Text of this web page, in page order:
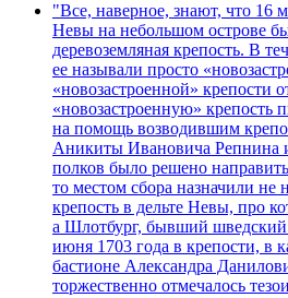
"Все, наверное, знают, что 16
Невы на небольшом острове
деревоземляная крепость. В
ее называли просто
«новозастроенной» крепости
«новозастроенную» крепость
на помощь возводившим
Аникиты Ивановича Репнина
полков было решено
то местом сбора назначили
крепость в дельте Невы, про
а Шлотбург, бывший
июня 1703 года в крепости, в
бастионе Александра
торжественно отмечалось